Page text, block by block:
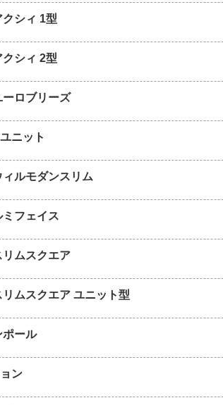
シィ 1型
シィ 2型
ロブリーズ
ニット
ルモダンスリム
フェイス
ムスクエア
ムスクエア ユニット型
ポール
ン